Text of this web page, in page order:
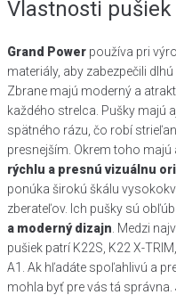
Vlastnosti pušiek
Grand Power používa pri
materiály, aby zabezpečili
Zbrane majú moderný a
každého strelca. Pušky majú
spätného rázu, čo robí
presnejším. Okrem toho
rýchlu a presnú vizuálnu
ponúka širokú škálu
zberateľov. Ich pušky sú
a moderný dizajn . Medzi
pušiek patrí K22S, K22 X-
A1. Ak hľadáte spoľahlivú a
mohla byť pre vás tá